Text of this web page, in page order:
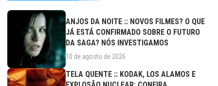
ANJOS DA NOITE :: NOVOS FILMES? O QUE
JÁ ESTÁ CONFIRMADO SOBRE O FUTURO
DA SAGA? NÓS INVESTIGAMOS
10 de agosto de 2026
TELA QUENTE :: KODAK, LOS ALAMOS E